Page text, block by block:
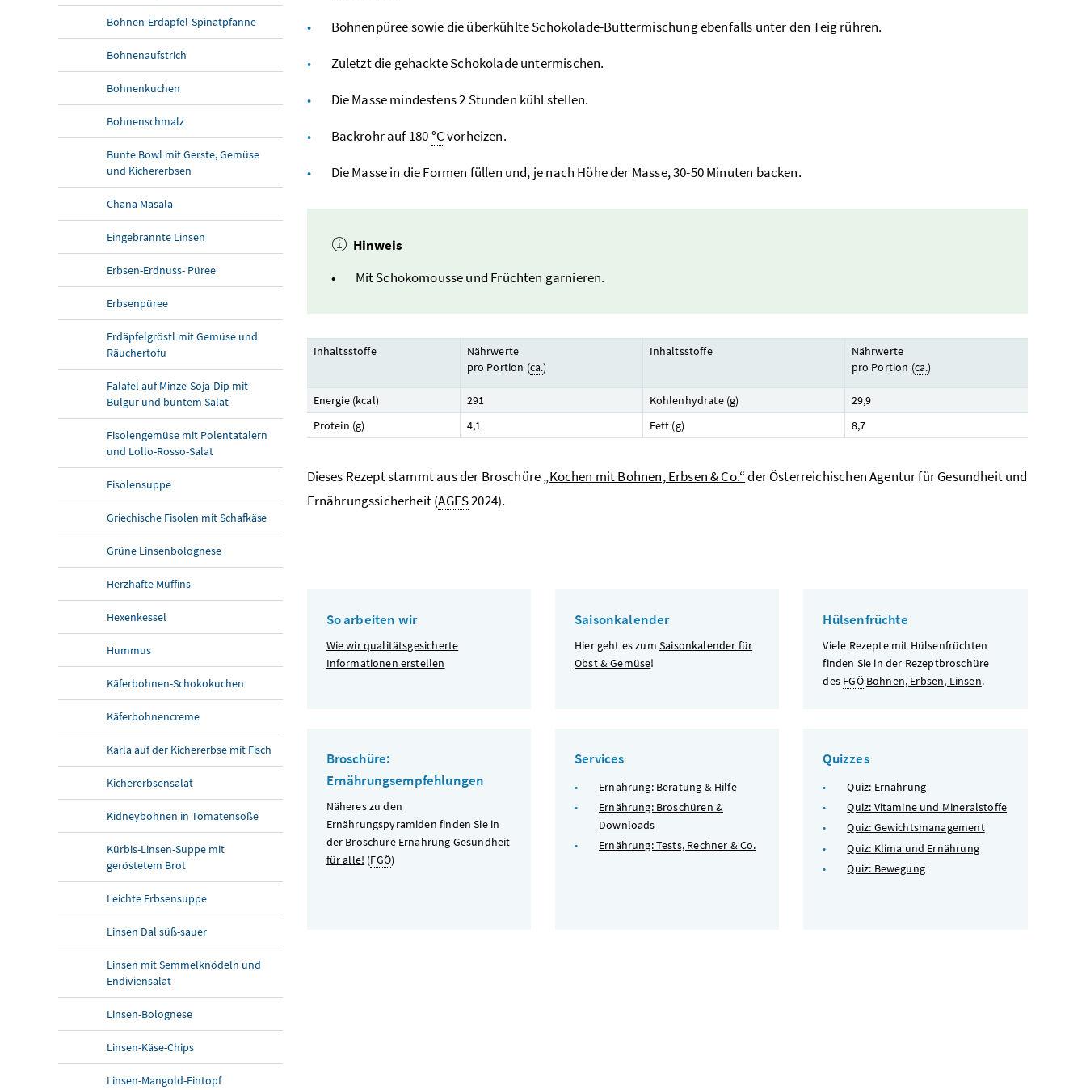
Bohnen-Erdäpfel-Spinatpfanne
Bohnenaufstrich
Bohnenkuchen
Bohnenschmalz
Bunte Bowl mit Gerste, Gemüse
und Kichererbsen
Chana Masala
Eingebrannte Linsen
Erbsen-Erdnuss- Püree
Erbsenpüree
Erdäpfelgröstl mit Gemüse und
Räuchertofu
Falafel auf Minze-Soja-Dip mit
Bulgur und buntem Salat
Fisolengemüse mit Polentatalern
und Lollo-Rosso-Salat
Fisolensuppe
Griechische Fisolen mit Schafkäse
Grüne Linsenbolognese
Herzhafte Muffins
Hexenkessel
Hummus
Käferbohnen-Schokokuchen
Käferbohnencreme
Karla auf der Kichererbse mit Fisch
Kichererbsensalat
Kidneybohnen in Tomatensoße
Kürbis-Linsen-Suppe mit
geröstetem Brot
Leichte Erbsensuppe
Linsen Dal süß-sauer
Linsen mit Semmelknödeln und
Endiviensalat
Linsen-Bolognese
Linsen-Käse-Chips
Linsen-Mangold-Eintopf
Bohnenpüree sowie die überkühlte Schokolade-Buttermischung ebenfalls unter den Teig rühren.
Zuletzt die gehackte Schokolade untermischen.
Die Masse mindestens 2 Stunden kühl stellen.
Backrohr auf 180°Cvorheizen.
Die Masse in die Formen füllen und, je nach Höhe der Masse, 30-50 Minuten backen.
Hinweis
Mit Schokomousse und Früchten garnieren.
Inhaltsstoffe
Nährwerte
pro Portion (ca.)
Inhaltsstoffe
Nährwerte
pro Portion (ca.)
Energie (kcal) 291 Kohlenhydrate (g)
29,9
Protein (g) 4,1 Fett (g) 8,7
Dieses Rezept stammt aus der Broschüre„Kochen mit Bohnen, Erbsen & Co.“der Österreichischen Agentur für Gesundheit und
Ernährungssicherheit (AGES2024).
So arbeiten wir
Wie wir qualitätsgesicherte
Informationen erstellen
Saisonkalender
Hier geht es zum Saisonkalender für
Obst & Gemüse!
Hülsenfrüchte
Viele Rezepte mit Hülsenfrüchten
finden Sie in der Rezeptbroschüre
des FGÖ Bohnen, Erbsen, Linsen.
Broschüre:
Ernährungsempfehlungen
Näheres zu den
Ernährungspyramiden finden Sie in
der Broschüre Ernährung Gesundheit
für alle! (FGÖ)
Services
Ernährung: Beratung & Hilfe
Ernährung: Broschüren &
Downloads
Ernährung: Tests, Rechner & Co.
Quizzes
Quiz: Ernährung
Quiz: Vitamine und Mineralstoffe
Quiz: Gewichtsmanagement
Quiz: Klima und Ernährung
Quiz: Bewegung